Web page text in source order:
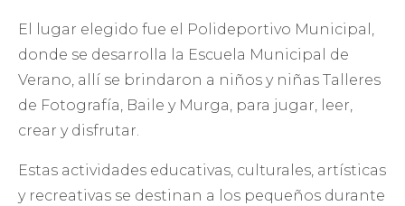
El lugar elegido fue el Polideportivo Municipal,
donde se desarrolla la Escuela Municipal de
Verano, allí se brindaron a niños y niñas Talleres
de Fotografía, Baile y Murga, para jugar, leer,
crear y disfrutar.
Estas actividades educativas, culturales, artísticas
y recreativas se destinan a los pequeños durante